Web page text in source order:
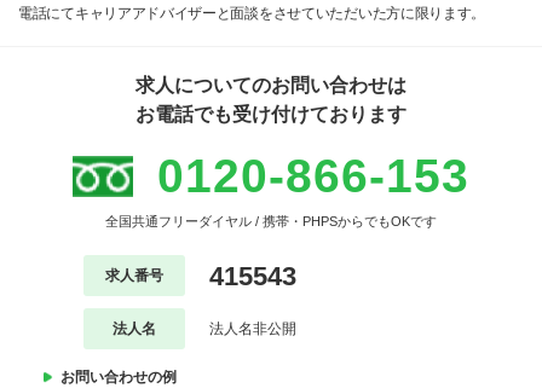
電話にてキャリアアドバイザーと面談をさせていただいた方に限ります。
求人についてのお問い合わせは
お電話でも受け付けております
0120-866-153
全国共通フリーダイヤル / 携帯・PHPSからでもOKです
求人番号 415543
法人名 法人名非公開
お問い合わせの例